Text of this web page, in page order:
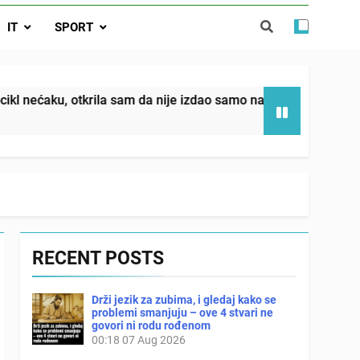
nije izdao samo našu kćer, nego je
već sutradan oženio ljubavnicom,
i da iza bolničkog stakla već čekaju
IT SPORT
da nije izdao samo našu kćer, nego je svojim potpisom
RECENT POSTS
Drži jezik za zubima, i gledaj kako se
problemi smanjuju – ove 4 stvari ne
govori ni rodu rođenom
00:18 07 Aug 2026